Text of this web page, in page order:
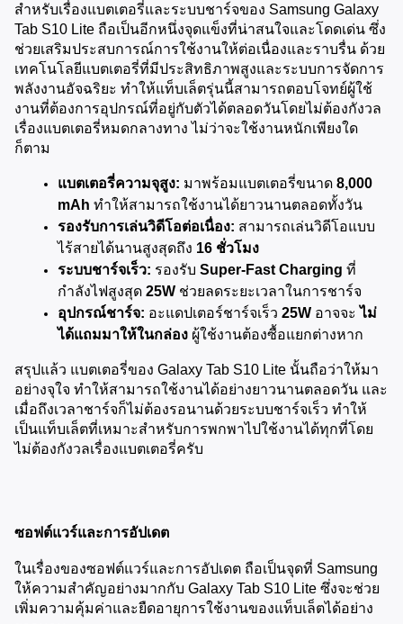
สำหรับเรื่องแบตเตอรี่และระบบชาร์จของ Samsung Galaxy
Tab S10 Lite ถือเป็นอีกหนึ่งจุดแข็งที่น่าสนใจและโดดเด่น ซึ่ง
ช่วยเสริมประสบการณ์การใช้งานให้ต่อเนื่องและราบรื่น ด้วย
เทคโนโลยีแบตเตอรี่ที่มีประสิทธิภาพสูงและระบบการจัดการ
พลังงานอัจฉริยะ ทำให้แท็บเล็ตรุ่นนี้สามารถตอบโจทย์ผู้ใช้
งานที่ต้องการอุปกรณ์ที่อยู่กับตัวได้ตลอดวันโดยไม่ต้องกังวล
เรื่องแบตเตอรี่หมดกลางทาง ไม่ว่าจะใช้งานหนักเพียงใด
ก็ตาม
แบตเตอรี่ความจุสูง: มาพร้อมแบตเตอรี่ขนาด 8,000
mAh ทำให้สามารถใช้งานได้ยาวนานตลอดทั้งวัน
รองรับการเล่นวิดีโอต่อเนื่อง: สามารถเล่นวิดีโอแบบ
ไร้สายได้นานสูงสุดถึง 16 ชั่วโมง
ระบบชาร์จเร็ว: รองรับ Super-Fast Charging ที่
กำลังไฟสูงสุด 25W ช่วยลดระยะเวลาในการชาร์จ
อุปกรณ์ชาร์จ: อะแดปเตอร์ชาร์จเร็ว 25W อาจจะ ไม่
ได้แถมมาให้ในกล่อง ผู้ใช้งานต้องซื้อแยกต่างหาก
สรุปแล้ว แบตเตอรี่ของ Galaxy Tab S10 Lite นั้นถือว่าให้มา
อย่างจุใจ ทำให้สามารถใช้งานได้อย่างยาวนานตลอดวัน และ
เมื่อถึงเวลาชาร์จก็ไม่ต้องรอนานด้วยระบบชาร์จเร็ว ทำให้
เป็นแท็บเล็ตที่เหมาะสำหรับการพกพาไปใช้งานได้ทุกที่โดย
ไม่ต้องกังวลเรื่องแบตเตอรี่ครับ
ซอฟต์แวร์และการอัปเดต
ในเรื่องของซอฟต์แวร์และการอัปเดต ถือเป็นจุดที่ Samsung
ให้ความสำคัญอย่างมากกับ Galaxy Tab S10 Lite ซึ่งจะช่วย
เพิ่มความคุ้มค่าและยืดอายุการใช้งานของแท็บเล็ตได้อย่าง